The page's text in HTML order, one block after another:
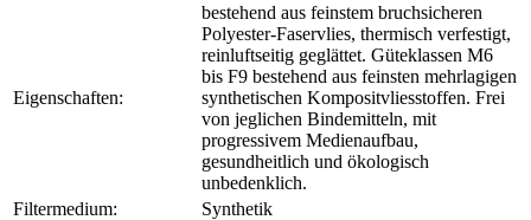
Eigenschaften:
bestehend aus feinstem bruchsicheren
Polyester-Faservlies, thermisch verfestigt,
reinluftseitig geglättet. Güteklassen M6
bis F9 bestehend aus feinsten mehrlagigen
synthetischen Kompositvliesstoffen. Frei
von jeglichen Bindemitteln, mit
progressivem Medienaufbau,
gesundheitlich und ökologisch
unbedenklich.
Filtermedium:
Synthetik